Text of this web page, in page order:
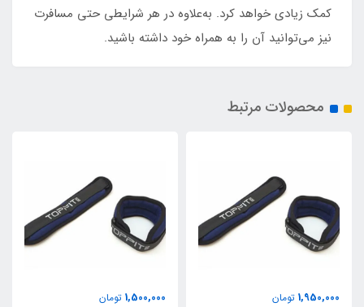
كمك زيادي خواهد كرد. به‌علاوه در هر شرايطي حتي مسافرت
نيز مي‌توانيد آن را به همراه خود داشته باشيد.
محصولات مرتبط
1,950,000 تومان
1,500,000 تومان